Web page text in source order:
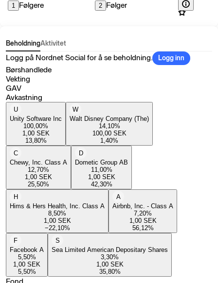
1 Følgere 2 Følger
BeholdningAktivitet
Logg på Nordnet Social for å se beholdning. Logg inn
Børshandlede
Vekting
GAV
Avkastning
U
Unity Software Inc
100,00%
1,00 SEK
13,80%
W
Walt Disney Company (The)
14,10%
100,00 SEK
1,40%
C
Chewy, Inc. Class A
12,70%
1,00 SEK
25,50%
D
Dometic Group AB
11,00%
1,00 SEK
42,30%
H
Hims & Hers Health, Inc. Class A
8,50%
1,00 SEK
−22,10%
A
Airbnb, Inc. - Class A
7,20%
1,00 SEK
56,12%
F
Facebook A
5,50%
1,00 SEK
5,50%
S
Sea Limited American Depositary Shares
3,30%
1,00 SEK
35,80%